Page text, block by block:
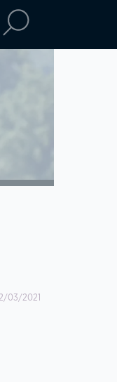
03/2021